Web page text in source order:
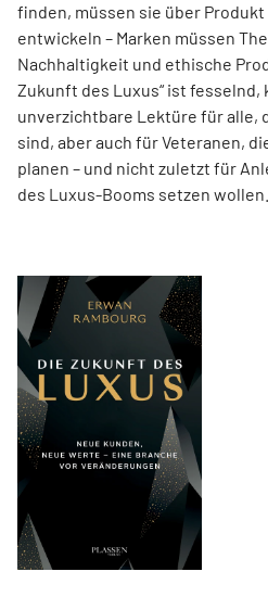
finden, müssen sie über
entwickeln – Marken müssen
Nachhaltigkeit und ethische
Zukunft des Luxus“ ist
unverzichtbare Lektüre für alle,
sind, aber auch für Veteranen,
planen – und nicht zuletzt für
des Luxus-Booms setzen wollen.